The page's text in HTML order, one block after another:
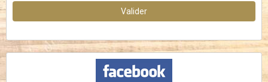
Valider